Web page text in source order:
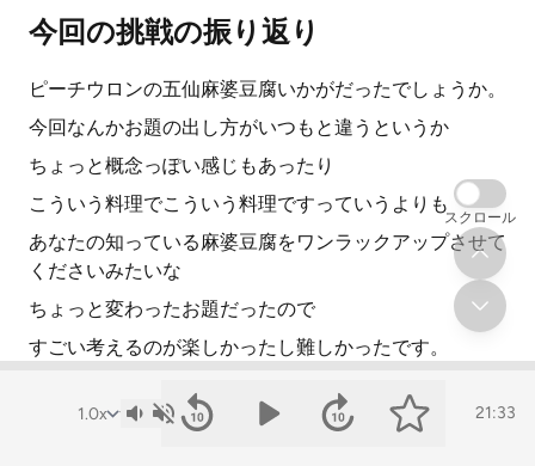
今回の挑戦の振り返り
ピーチウロンの五仙麻婆豆腐いかがだったでしょうか。
今回なんかお題の出し方がいつもと違うというか
ちょっと概念っぽい感じもあったり
こういう料理でこういう料理ですっていうよりも
あなたの知っている麻婆豆腐をワンラックアップさせて
くださいみたいな
ちょっと変わったお題だったので
すごい考えるのが楽しかったし難しかったです。
もう五仙麻婆豆腐というか
21:33
スクロール